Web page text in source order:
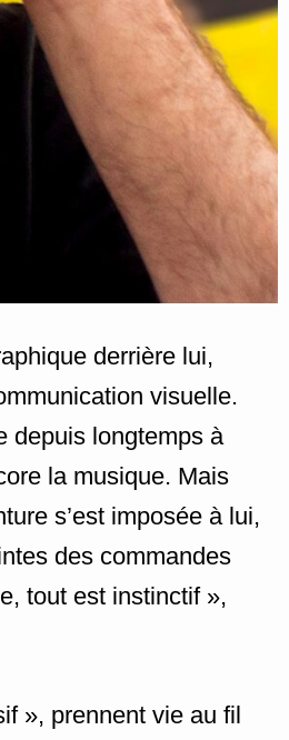
derrière lui,
visuelle.
depuis longtemps à
la musique. Mais
s’est imposée à lui,
des commandes
tout est instinctif »,
», prennent vie au fil